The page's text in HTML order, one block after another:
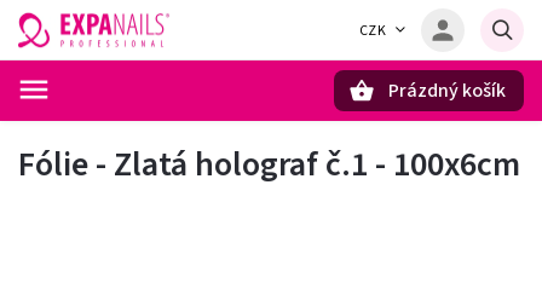
CZK
Prázdný košík
Fólie - Zlatá holograf č.1 - 100x6cm